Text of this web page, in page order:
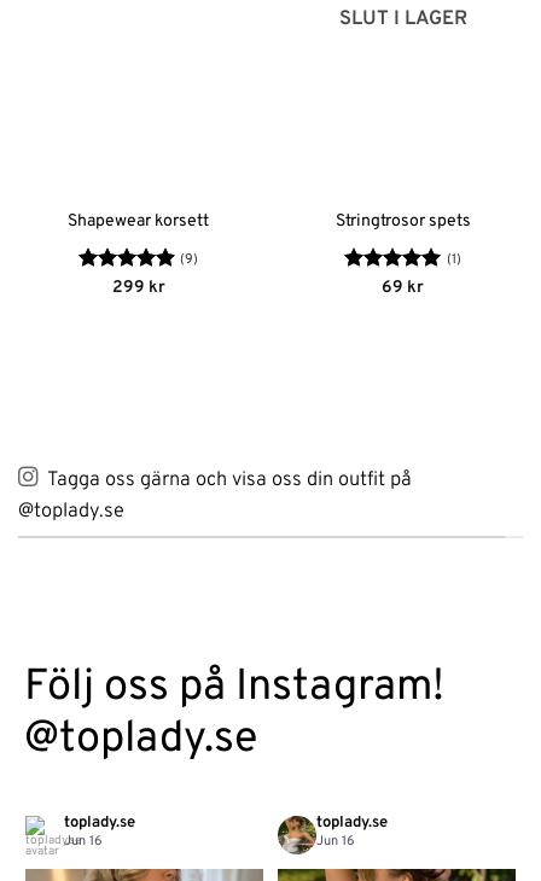
Shapewear korsett
Betygsatt
(9)
299 kr
SLUT I LAGER
Stringtrosor spets
Betygsatt
(1)
69 kr
Tagga oss gärna och visa oss din outfit på
@toplady.se
Följ oss på Instagram!
@toplady.se
toplady.se
Jun 16
toplady.se
Jun 16